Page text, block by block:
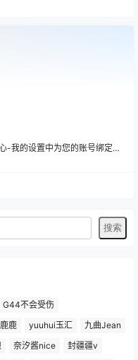
的设置中为您的账号绑定邮箱!
G44不会受伤
鹿 yuuhui玉汇
九曲Jean
奈汐酱nice
封疆疆v